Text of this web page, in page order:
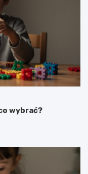
wybrać?